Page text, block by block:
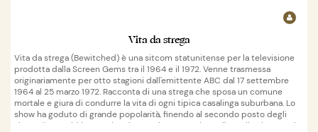
Vita da strega
Vita da strega (Bewitched) è una sitcom statunitense per la televisione
prodotta dalla Screen Gems tra il 1964 e il 1972. Venne trasmessa
originariamente per otto stagioni dall'emittente ABC dal 17 settembre
1964 al 25 marzo 1972. Racconta di una strega che sposa un comune
mortale e giura di condurre la vita di ogni tipica casalinga suburbana. Lo
show ha goduto di grande popolarità, finendo al secondo posto degli
show più seguiti in America durante la sua stagione d'esordio, rimanendo